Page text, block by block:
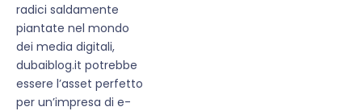
radici saldamente
piantate nel mondo
dei media digitali,
dubaiblog.it potrebbe
essere l’asset perfetto
per un’impresa di e-